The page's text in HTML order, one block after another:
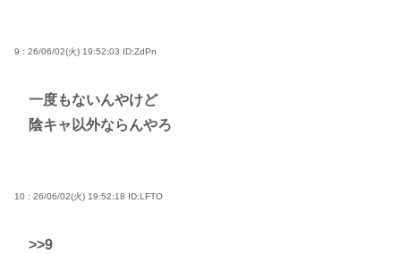
9 : 26/06/02(火) 19:52:03 ID:ZdPn
一度もないんやけど
陰キャ以外ならんやろ
10 : 26/06/02(火) 19:52:18 ID:LFTO
>>9